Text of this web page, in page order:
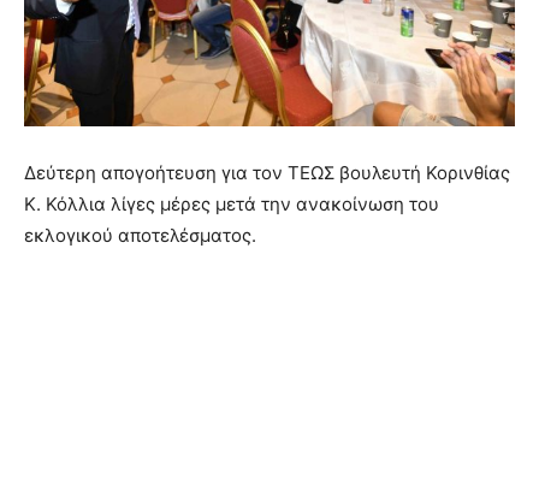
Δεύτερη απογοήτευση για τον ΤΕΩΣ βουλευτή Κορινθίας
Κ. Κόλλια λίγες μέρες μετά την ανακοίνωση του
εκλογικού αποτελέσματος.